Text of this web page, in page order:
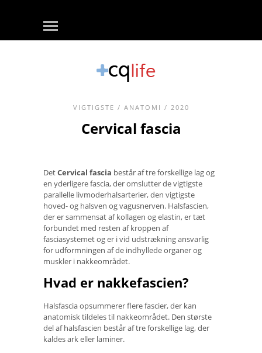
VIGTIGSTE / ANATOMI / 2020
Cervical fascia
DetCervical fascia består af tre forskellige lag og
en yderligere fascia, der omslutter de vigtigste
parallelle livmoderhalsarterier, den vigtigste
hoved- og halsven og vagusnerven. Halsfascien,
der er sammensat af kollagen og elastin, er tæt
forbundet med resten af ​​kroppen af ​​
fasciasystemet og er i vid udstrækning ansvarlig
for udformningen af ​​de indhyllede organer og
muskler i nakkeområdet.
Hvad er nakkefascien?
Halsfascia opsummerer flere fascier, der kan
anatomisk tildeles til nakkeområdet. Den største
del af halsfascien består af tre forskellige lag, der
kaldes ark eller laminer.